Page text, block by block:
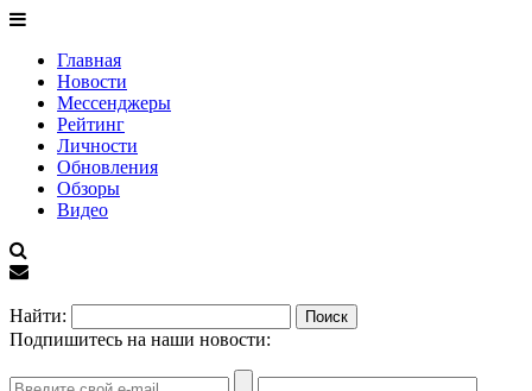
Главная
Новости
Мессенджеры
Рейтинг
Личности
Обновления
Обзоры
Видео
Найти:
Подпишитесь на наши новости: